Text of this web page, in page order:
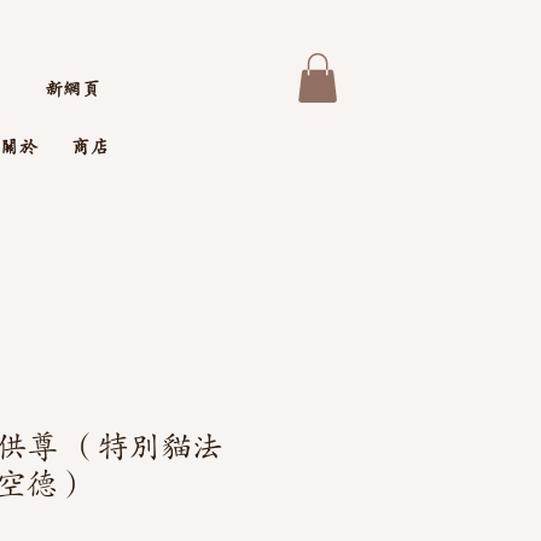
新網頁
關於 商店
尊 （特別貓法
德）